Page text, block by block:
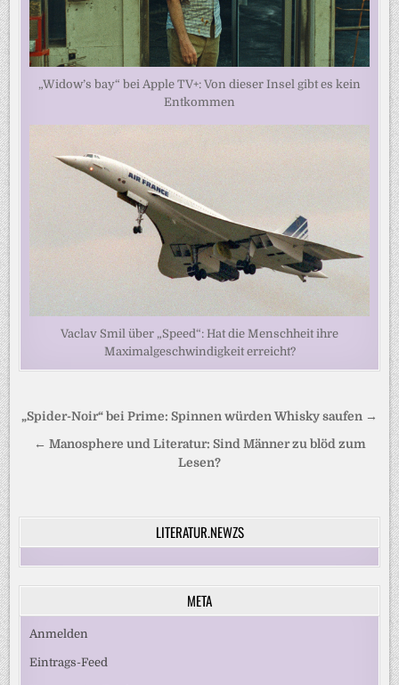
„Widow’s bay“ bei Apple TV+: Von dieser Insel gibt es kein
Entkommen
Vaclav Smil über „Speed“: Hat die Menschheit ihre
Maximalgeschwindigkeit erreicht?
Beitragsnavigation
„Spider-Noir“ bei Prime: Spinnen würden Whisky saufen →
← Manosphere und Literatur: Sind Männer zu blöd zum
Lesen?
LITERATUR.NEWZS
META
Anmelden
Eintrags-Feed